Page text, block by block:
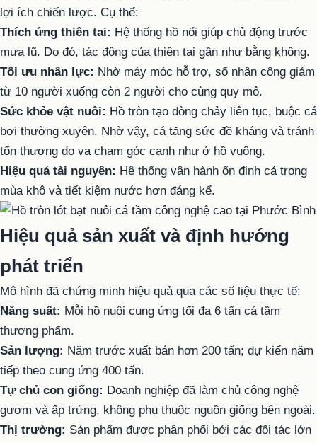
lợi ích chiến lược. Cụ thể:
Thích ứng thiên tai: Hệ thống hồ nổi giúp chủ động trước
mưa lũ. Do đó, tác động của thiên tai gần như bằng không.
Tối ưu nhân lực: Nhờ máy móc hỗ trợ, số nhân công giảm
từ 10 người xuống còn 2 người cho cùng quy mô.
Sức khỏe vật nuôi: Hồ tròn tạo dòng chảy liên tục, buộc cá
bơi thường xuyên. Nhờ vậy, cá tăng sức đề kháng và tránh
tổn thương do va chạm góc cạnh như ở hồ vuông.
Hiệu quả tài nguyên: Hệ thống vận hành ổn định cả trong
mùa khô và tiết kiệm nước hơn đáng kể.
Hiệu quả sản xuất và định hướng
phát triển
Mô hình đã chứng minh hiệu quả qua các số liệu thực tế:
Năng suất: Mỗi hồ nuôi cung ứng tối đa 6 tấn cá tầm
thương phẩm.
Sản lượng: Năm trước xuất bán hơn 200 tấn; dự kiến năm
tiếp theo cung ứng 400 tấn.
Tự chủ con giống: Doanh nghiệp đã làm chủ công nghệ
gươm và ấp trứng, không phụ thuộc nguồn giống bên ngoài.
Thị trường: Sản phẩm được phân phối bởi các đối tác lớn